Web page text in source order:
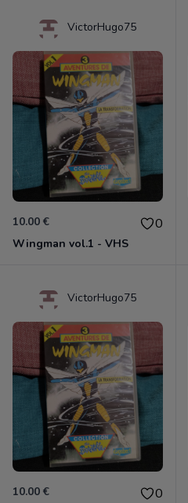
VictorHugo75
10.00 € 0
Wingman vol.1 - VHS
VictorHugo75
10.00 € 0